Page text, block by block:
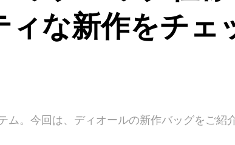
ィな新作をチェ
。今回は、ディオールの新作バッグをご紹介